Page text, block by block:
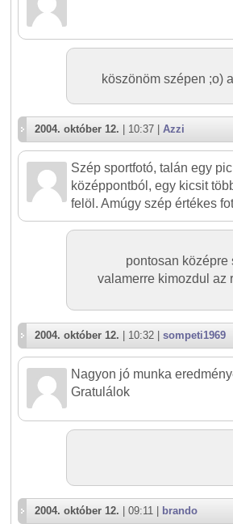
köszönöm szépen ;o)
2004. október 12. | 10:37 | Azzi
Szép sportfotó, talán egy
középpontból, egy kicsit
felöl. Amúgy szép értékes
pontosan középre
valamerre kimozdul az
2004. október 12. | 10:32 | sompeti1969
Nagyon jó munka
Gratulálok
2004. október 12. | 09:11 | brando